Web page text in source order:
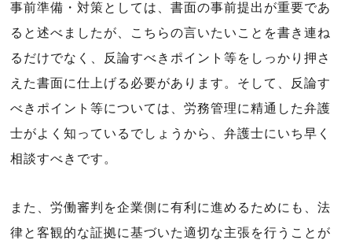
事前準備・対策としては、書面の事前提出が重要であ
ると述べましたが、こちらの言いたいことを書き連ね
るだけでなく、反論すべきポイント等をしっかり押さ
えた書面に仕上げる必要があります。そして、反論す
べきポイント等については、労務管理に精通した弁護
士がよく知っているでしょうから、弁護士にいち早く
相談すべきです。
また、労働審判を企業側に有利に進めるためにも、法
律と客観的な証拠に基づいた適切な主張を行うことが